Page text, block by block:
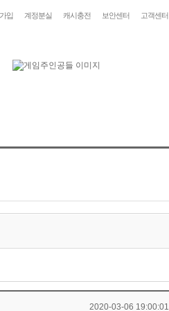
입 계정분실 캐시충전 보안센터 고객센터
2020-03-06 19:00:01